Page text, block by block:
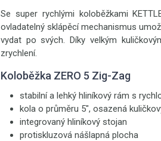
Se super rychlými koloběžkami
ovladatelný sklápěcí mechanismus
vydat po svých. Díky velkým
zrychlení.
Koloběžka ZERO 5 Zig-Zag
stabilní a lehký hliníkový rám s
kola o průměru 5", osazená
integrovaný hliníkový stojan
protiskluzová nášlapná plocha